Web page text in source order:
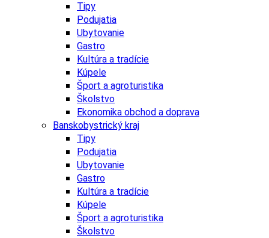
Tipy
Podujatia
Ubytovanie
Gastro
Kultúra a tradície
Kúpele
Šport a agroturistika
Školstvo
Ekonomika obchod a doprava
Banskobystrický kraj
Tipy
Podujatia
Ubytovanie
Gastro
Kultúra a tradície
Kúpele
Šport a agroturistika
Školstvo